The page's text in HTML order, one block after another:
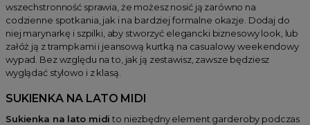
wszechstronność sprawia, że możesz nosić ją zarówno na
codzienne spotkania, jak i na bardziej formalne okazje. Dodaj do
niej marynarkę i szpilki, aby stworzyć elegancki biznesowy look, lub
załóż ją z trampkami i jeansową kurtką na casualowy weekendowy
wypad. Bez względu na to, jak ją zestawisz, zawsze będziesz
wyglądać stylowo i z klasą.
SUKIENKA NA LATO MIDI
Sukienka na lato midi to niezbędny element garderoby podczas